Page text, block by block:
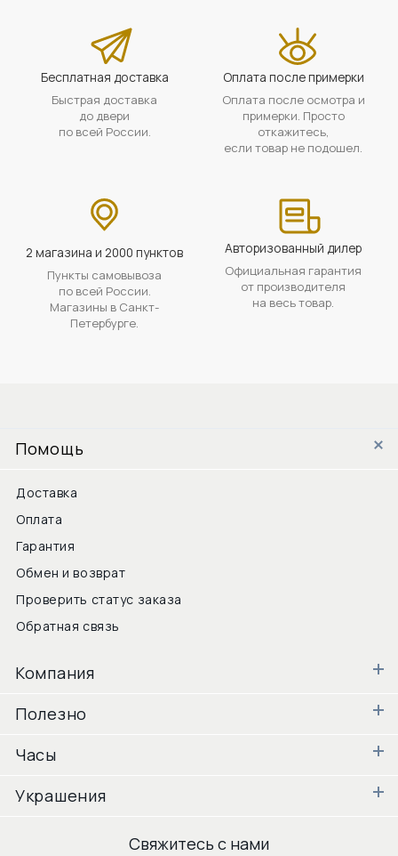
Бесплатная доставка
Быстрая доставка
до двери
по всей России.
Оплата после примерки
Оплата после осмотра и
примерки. Просто
откажитесь,
если товар не подошел.
2 магазина и 2000 пунктов
Пункты самовывоза
по всей России.
Магазины в Санкт-
Петербурге.
Авторизованный дилер
Официальная гарантия
от производителя
на весь товар.
Помощь
Доставка
Оплата
Гарантия
Обмен и возврат
Проверить статус заказа
Обратная связь
Компания
Полезно
Часы
Украшения
Свяжитесь с нами